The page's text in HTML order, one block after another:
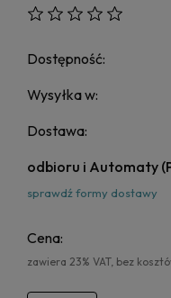
Dostępność:
Wysyłka w:
Dostawa:
odbioru i Automaty
sprawdź formy dostawy
Cena:
zawiera 23% VAT, bez